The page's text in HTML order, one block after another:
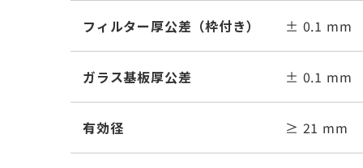
フィルター厚公差（枠付き） ± 0.1 mm
ガラス基板厚公差 ± 0.1 mm
有効径 ≥ 21 mm